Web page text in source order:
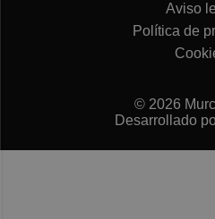
Aviso
Política de
© 2026
Desarrollado